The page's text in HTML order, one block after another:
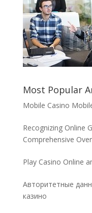
Most Popular
Mobile Casino
Recognizing Online
Comprehensive
Play Casino Online
Авторитетные
казино